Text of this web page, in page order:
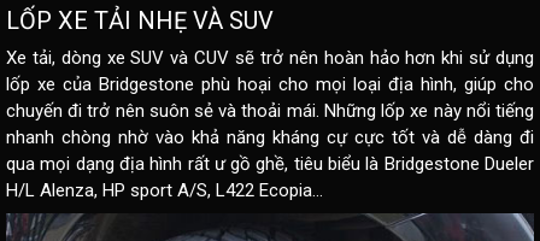
LỐP XE TẢI NHẸ VÀ SUV
Xe tải, dòng xe SUV và CUV sẽ trở nên hoàn hảo hơn khi sử dụng
lốp xe của Bridgestone phù hoại cho mọi loại địa hình, giúp cho
chuyến đi trở nên suôn sẻ và thoải mái. Những lốp xe này nổi tiếng
nhanh chòng nhờ vào khả năng kháng cự cực tốt và dễ dàng đi
qua mọi dạng địa hình rất ư gồ ghề, tiêu biểu là Bridgestone Dueler
H/L Alenza, HP sport A/S, L422 Ecopia…